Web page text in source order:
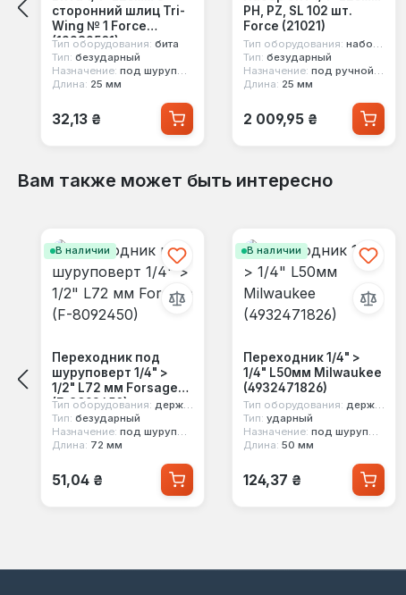
сторонний шлиц Tri-
Wing № 1 Force
(122S2501)
Тип оборудования: бита
Тип: безударный
Назначение: под шуруповерт
Длина: 25 мм
Обычная цена:
32,13 ₴
PH, PZ, SL 102 шт.
Force (21021)
Тип оборудования: набор бит
Тип: безударный
Назначение: под ручной инструмент
Длина: 25 мм
Обычная цена:
2 009,95 ₴
Вам также может быть интересно
В наличии
Переходник под
шуруповерт 1/4" >
1/2" L72 мм Forsage
(F-8092450)
Тип оборудования: держатель насадок
Тип: безударный
Назначение: под шуруповерт
Длина: 72 мм
Обычная цена:
51,04 ₴
В наличии
Переходник 1/4" >
1/4" L50мм Milwaukee
(4932471826)
Тип оборудования: держатель насадок
Тип: ударный
Назначение: под шуруповерт
Длина: 50 мм
Обычная цена:
124,37 ₴